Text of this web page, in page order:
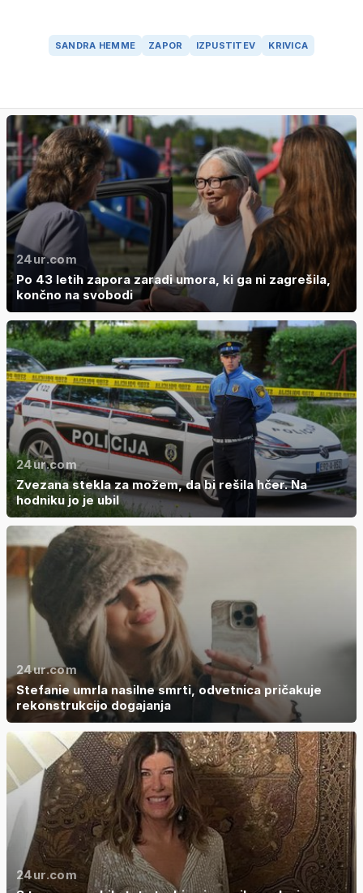
SANDRA HEMME ZAPOR IZPUSTITEV KRIVICA
24ur.com
Po 43 letih zapora zaradi umora, ki ga ni zagrešila,
končno na svobodi
24ur.com
Zvezana stekla za možem, da bi rešila hčer. Na
hodniku jo je ubil
24ur.com
Stefanie umrla nasilne smrti, odvetnica pričakuje
rekonstrukcijo dogajanja
24ur.com